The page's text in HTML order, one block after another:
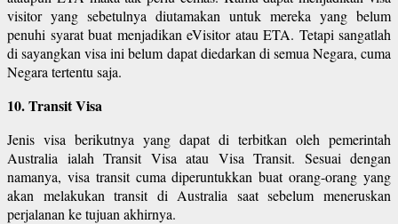
visitor yang sebetulnya diutamakan untuk mereka yang belum
penuhi syarat buat menjadikan eVisitor atau ETA. Tetapi sangatlah
di sayangkan visa ini belum dapat diedarkan di semua Negara, cuma
Negara tertentu saja.
10. Transit Visa
Jenis visa berikutnya yang dapat di terbitkan oleh pemerintah
Australia ialah Transit Visa atau Visa Transit. Sesuai dengan
namanya, visa transit cuma diperuntukkan buat orang-orang yang
akan melakukan transit di Australia saat sebelum meneruskan
perjalanan ke tujuan akhirnya.